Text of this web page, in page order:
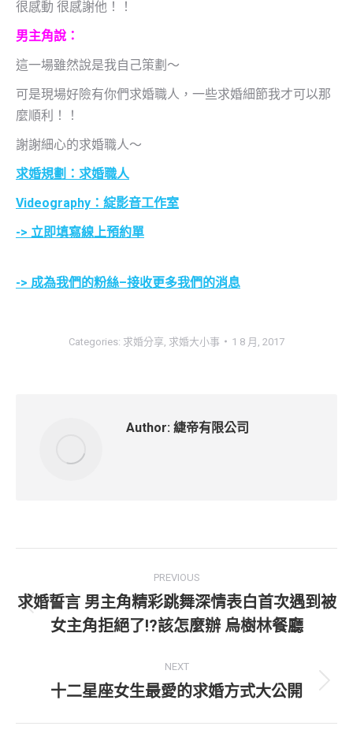
很感動 很感謝他！！
男主角說：
這一場雖然說是我自己策劃～
可是現場好險有你們求婚職人，一些求婚細節我才可以那
麼順利！！
謝謝細心的求婚職人～
求婚規劃：求婚職人
Videography：綻影音工作室
-> 立即填寫線上預約單
-> 成為我們的粉絲–接收更多我們的消息
Categories: 求婚分享 求婚大小事 1 8 月, 2017
Author: 緁帝有限公司
navigation
PREVIOUS
Previous
post:
求婚誓言 男主角精彩跳舞深情表白首次遇到被
女主角拒絕了!?該怎麼辦 烏樹林餐廳
NEXT
Next
十二星座女生最愛的求婚方式大公開